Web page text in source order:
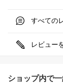
すべての
レビュー
ショップ内で